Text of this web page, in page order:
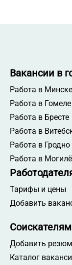
Вакансии в
Работа в Минске
Работа в Гомеле
Работа в Бресте
Работа в
Работа в Гродно
Работа в
Тарифы и цены
Добавить
Соискателям
Добавить
Каталог